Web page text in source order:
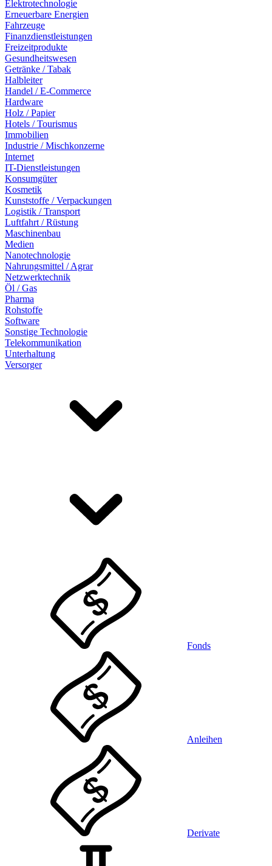
Elektrotechnologie
Erneuerbare Energien
Fahrzeuge
Finanzdienstleistungen
Freizeitprodukte
Gesundheitswesen
Getränke / Tabak
Halbleiter
Handel / E-Commerce
Hardware
Holz / Papier
Hotels / Tourismus
Immobilien
Industrie / Mischkonzerne
Internet
IT-Dienstleistungen
Konsumgüter
Kosmetik
Kunststoffe / Verpackungen
Logistik / Transport
Luftfahrt / Rüstung
Maschinenbau
Medien
Nanotechnologie
Nahrungsmittel / Agrar
Netzwerktechnik
Öl / Gas
Pharma
Rohstoffe
Software
Sonstige Technologie
Telekommunikation
Unterhaltung
Versorger
Fonds
Anleihen
Derivate